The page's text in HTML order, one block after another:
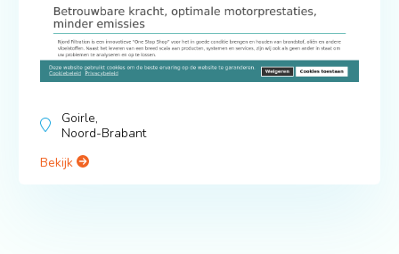
Goirle,
Noord-Brabant
Bekijk